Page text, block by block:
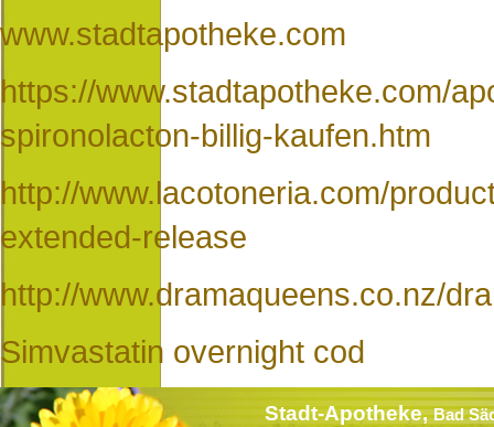
www.stadtapotheke.com
https://www.stadtapotheke.com/
spironolacton-billig-kaufen.htm
http://www.lacotoneria.com/
extended-release
http://www.dramaqueens.co.nz/
Simvastatin overnight cod
Stadt-Apotheke,Bad